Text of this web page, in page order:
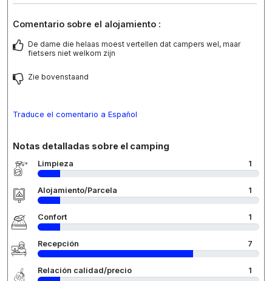
Comentario sobre el alojamiento :
De dame die helaas moest vertellen dat campers wel, maar
fietsers niet welkom zijn
Zie bovenstaand
Traduce el comentario a Español
Notas detalladas sobre el camping
Limpieza 1
Alojamiento/Parcela 1
Confort 1
Recepción 7
Relación calidad/precio 1